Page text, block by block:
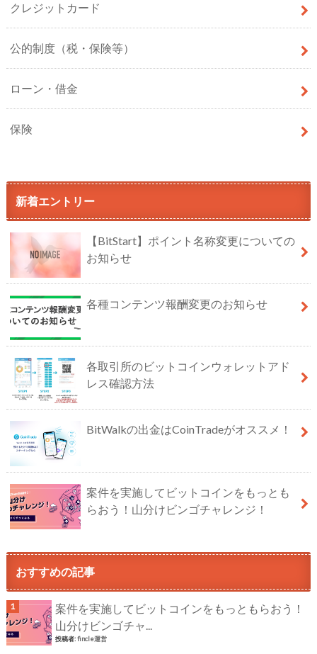
クレジットカード
公的制度（税・保険等）
ローン・借金
保険
新着エントリー
【BitStart】ポイント名称変更についての
お知らせ
各種コンテンツ報酬変更のお知らせ
各取引所のビットコインウォレットアド
レス確認方法
BitWalkの出金はCoinTradeがオススメ！
案件を実施してビットコインをもっとも
らおう！山分けビンゴチャレンジ！
おすすめの記事
案件を実施してビットコインをもっともらおう！
山分けビンゴチャ...
投稿者:fincle運営